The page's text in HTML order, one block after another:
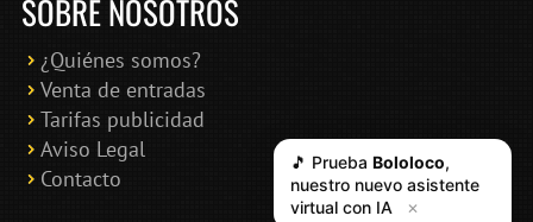
SOBRE NOSOTROS
¿Quiénes somos?
Venta de entradas
Tarifas publicidad
Aviso Legal
Contacto
🎵 Prueba Bololoco,
nuestro nuevo asistente
virtual con IA
✕